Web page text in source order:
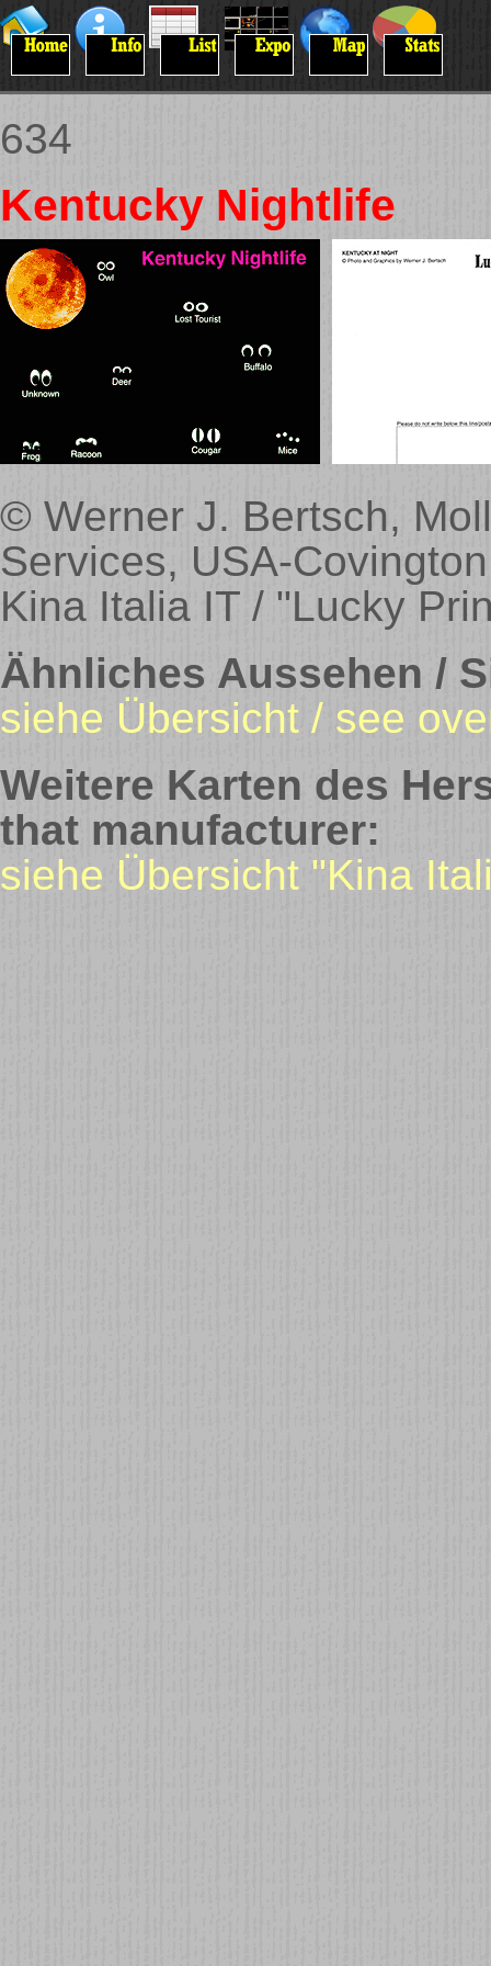
634
Kentucky Nightlife
© Werner J. Bertsch,
Services, USA-
Kina Italia IT / "Lucky
Ähnliches Aussehen /
siehe Übersicht / see
Weitere Karten des
that manufacturer:
siehe Übersicht "Kina